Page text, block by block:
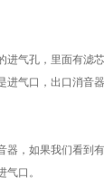
气孔，里面有滤芯
进气口，出口消音
，如果我们看到有
口。